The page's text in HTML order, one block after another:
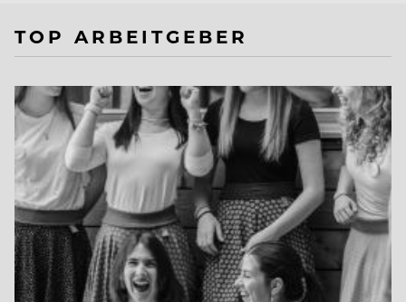
TOP ARBEITGEBER